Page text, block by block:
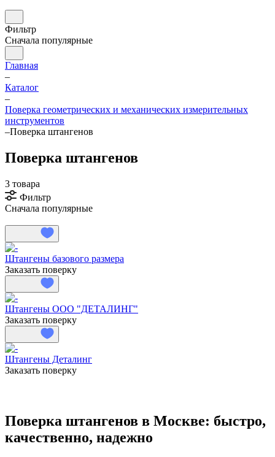
Фильтр
Сначала популярные
Главная
–
Каталог
–
Поверка геометрических и механических измерительных
инструментов
–Поверка штангенов
Поверка штангенов
3 товара
Фильтр
Сначала популярные
Штангены базового размера
Заказать поверку
Штангены ООО "ДЕТАЛИНГ"
Заказать поверку
Штангены Деталинг
Заказать поверку
Поверка штангенов в Москве: быстро,
качественно, надежно